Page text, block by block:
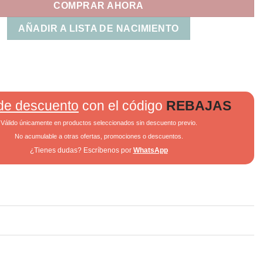
COMPRAR AHORA
AÑADIR A LISTA DE NACIMIENTO
descuento con el código REBAJAS
Válido únicamente en productos seleccionados sin descuento previo.
No acumulable a otras ofertas, promociones o descuentos.
¿Tienes dudas? Escríbenos por WhatsApp